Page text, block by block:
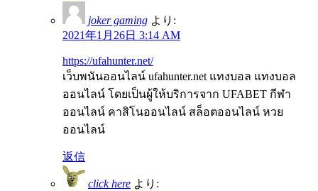
joker gaming より:
2021年1月26日 3:14 AM
https://ufahunter.net/
เว็บพนันออนไลน์ ufahunter.net แทงบอล แทงบอล
ออนไลน์ โดยเป็นผู้ให้บริการจาก UFABET กีฬา
ออนไลน์ คาสิโนออนไลน์ สล็อตออนไลน์ หวย
ออนไลน์
返信
click here より: